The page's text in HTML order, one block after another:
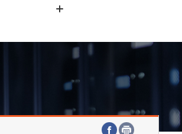
연구원 고객헌장
주요업무연락처